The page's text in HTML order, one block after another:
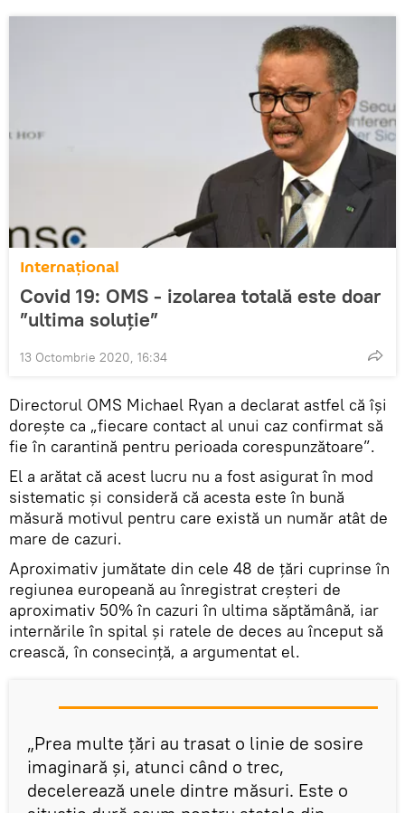
Internaţional
Covid 19: OMS - izolarea totală este doar
”ultima soluție”
13 Octombrie 2020, 16:34
Directorul OMS Michael Ryan a declarat astfel că își
dorește ca „fiecare contact al unui caz confirmat să
fie în carantină pentru perioada corespunzătoare”.
El a arătat că acest lucru nu a fost asigurat în mod
sistematic și consideră că acesta este în bună
măsură motivul pentru care există un număr atât de
mare de cazuri.
Aproximativ jumătate din cele 48 de țări cuprinse în
regiunea europeană au înregistrat creșteri de
aproximativ 50% în cazuri în ultima săptămână, iar
internările în spital și ratele de deces au început să
crească, în consecință, a argumentat el.
„Prea multe țări au trasat o linie de sosire
imaginară și, atunci când o trec,
decelerează unele dintre măsuri. Este o